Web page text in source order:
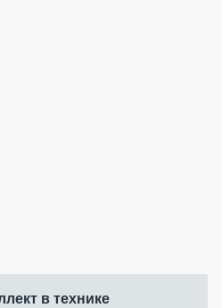
в технике